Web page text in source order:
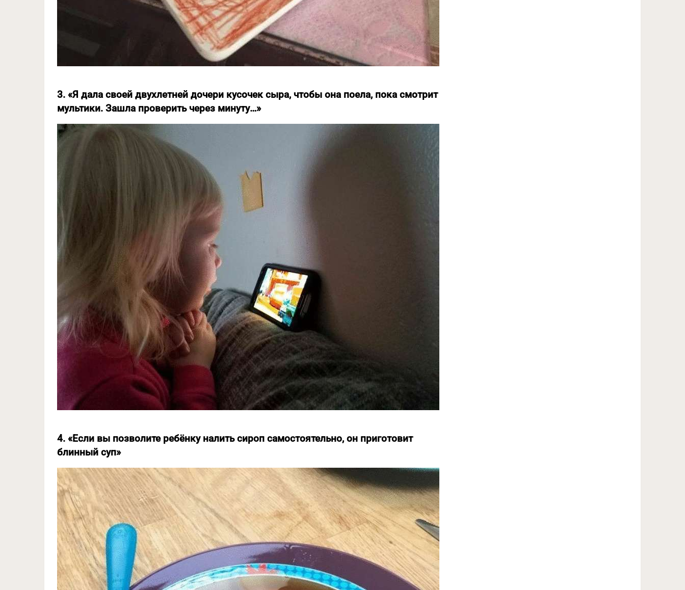
3. «Я дала своей двухлетней дочери кусочек сыра, чтобы она поела, пока смотрит
мультики. Зашла проверить через минуту…»
4. «Если вы позволите ребёнку налить сироп самостоятельно, он приготовит
блинный суп»